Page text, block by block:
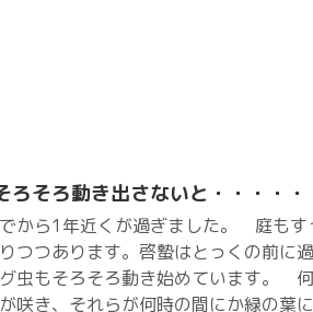
そろ動き出さないと・・・・・
から1年近くが過ぎました。 庭もす
つつあります。啓蟄はとっくの前に
虫もそろそろ動き始めています。
咲き、それらが何時の間にか緑の葉